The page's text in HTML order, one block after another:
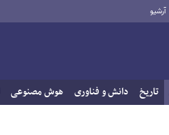
آرشیو
تاریخ دانش و فناوری هوش مصنوعی